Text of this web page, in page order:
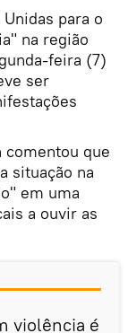
para o
na região
feira (7)
ser
comentou que
situação na
em uma
a ouvir as
violência é